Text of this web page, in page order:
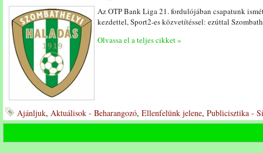
Az OTP Bank Liga 21. fordulójában csapatunk
kezdettel, Sport2-es közvetítéssel: ezúttal
Olvassa el a teljes cikket »
Ajánljuk, Aktuálisok - Beharangozó, Ellenfelünk jelene, Publicisztika -